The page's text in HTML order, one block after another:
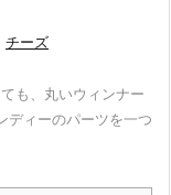
チーズ
も、丸いウィンナー
ディーのパーツを一つ